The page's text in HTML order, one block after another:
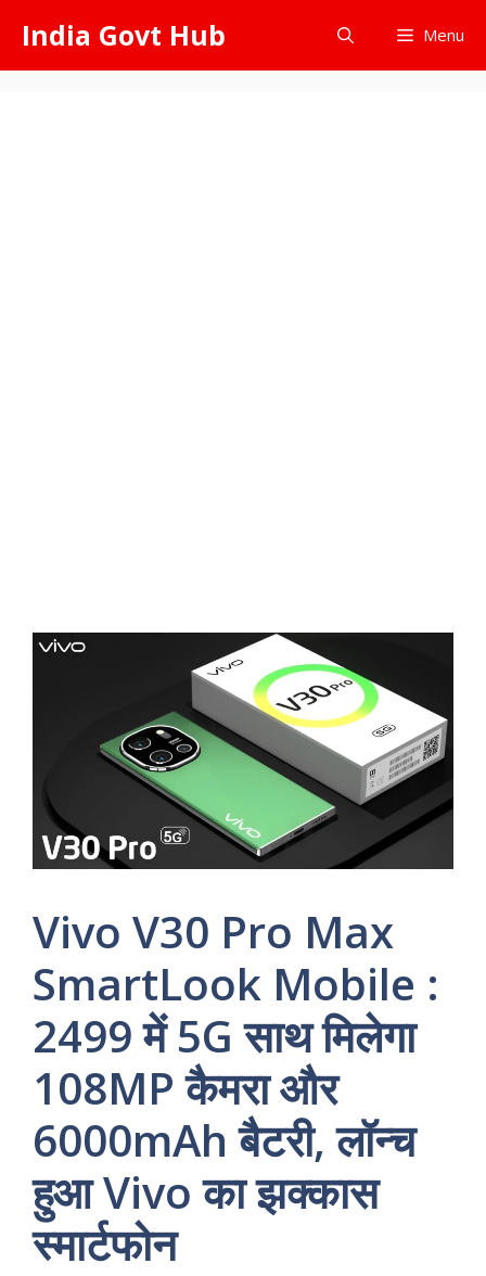
content
India Govt Hub Menu
Vivo V30 Pro Max
SmartLook Mobile :
2499 में 5G साथ मिलेगा
108MP कैमरा और
6000mAh बैटरी, लॉन्च
हुआ Vivo का झक्कास
स्मार्टफोन